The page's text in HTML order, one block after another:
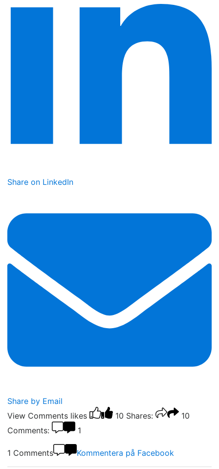
Share on LinkedIn
Share by Email
View Comments likes 10 Shares:
10
Comments:
1
1 Comments Kommentera på Facebook